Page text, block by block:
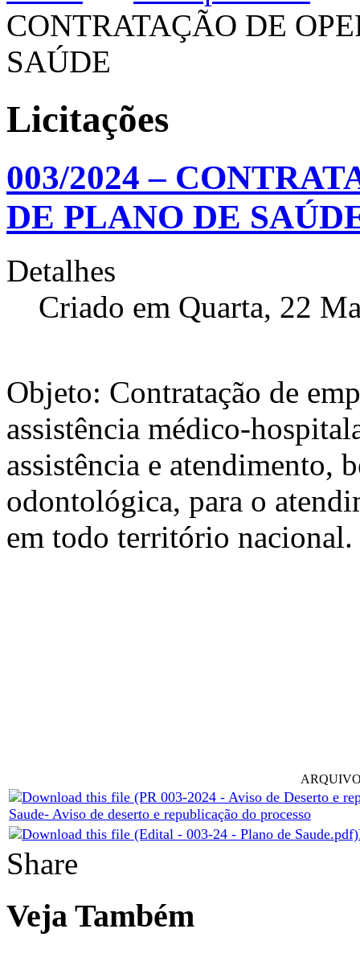
CONTRATAÇÃO DE
SAÚDE
Licitações
003/2024 –
DE PLANO DE
Detalhes
Criado em Quarta, 22
Objeto: Contratação de
assistência médico-
assistência e atendimento,
odontológica, para o
em todo território nacional.
Saude- Aviso de deserto e republicação do processo
Share
Veja Também